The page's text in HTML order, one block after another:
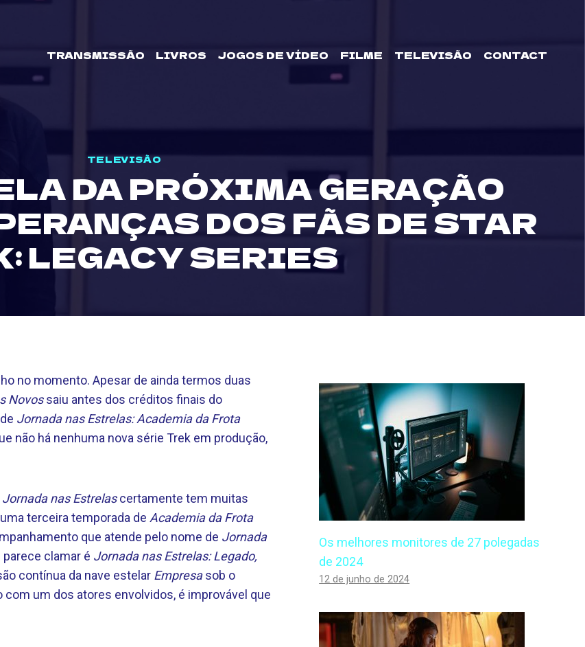
TRANSMISSÃO LIVROS JOGOS DE VÍDEO FILME TELEVISÃO CONTACT
TELEVISÃO
DA PRÓXIMA GERAÇÃO
DOS FÃS DE STAR
LEGACY SERIES
no momento. Apesar de ainda termos duas
Novossaiu antes dos créditos finais do
Jornada nas Estrelas: Academia da Frota
não há nenhuma nova série Trek em produção,
Jornada nas Estrelascertamente tem muitas
terceira temporada de Academia da Frota
que atende pelo nome de Jornada
parece clamar é Jornada nas Estrelas: Legado,
contínua da nave estelar Empresasob o
um dos atores envolvidos, é improvável que
Os melhores monitores de 27 polegadas
de 2024
12 de junho de 2024